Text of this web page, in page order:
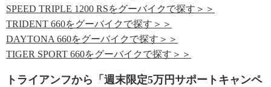
SPEED TRIPLE 1200 RSをグーバイクで探す＞＞
TRIDENT 660をグーバイクで探す＞＞
DAYTONA 660をグーバイクで探す＞＞
TIGER SPORT 660をグーバイクで探す＞＞
トライアンフから「週末限定5万円サポートキャンペ